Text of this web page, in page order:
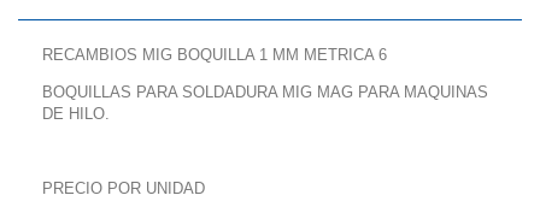
RECAMBIOS MIG BOQUILLA 1 MM METRICA 6
BOQUILLAS PARA SOLDADURA MIG MAG PARA MAQUINAS
DE HILO.
PRECIO POR UNIDAD